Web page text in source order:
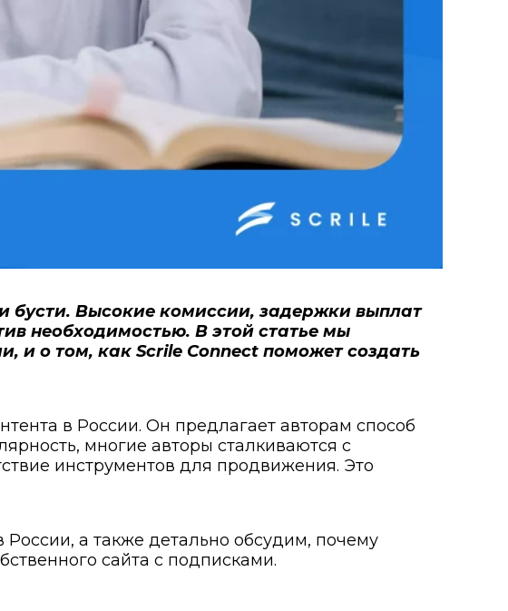
бусти. Высокие комиссии, задержки выплат
необходимостью. В этой статье мы
и о том, как Scrile Connect поможет создать
в России. Он предлагает авторам способ
многие авторы сталкиваются с
инструментов для продвижения. Это
а также детально обсудим, почему
сайта с подписками.